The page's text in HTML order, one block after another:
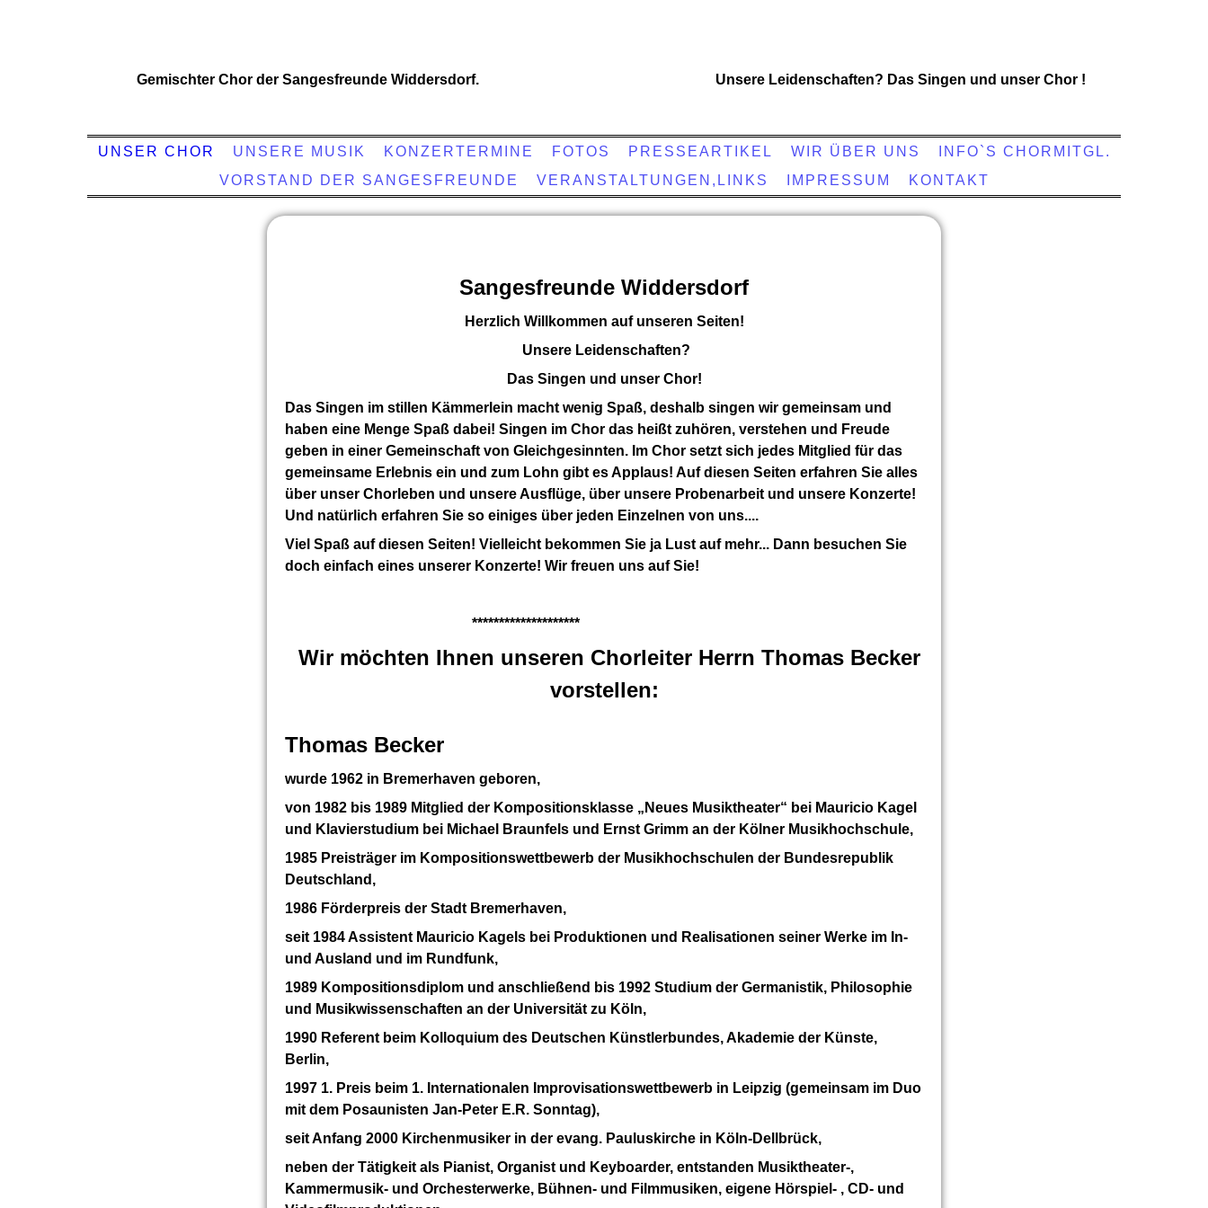
Gemischter Chor der Sangesfreunde Widdersdorf. Unsere Leidenschaften? Das Singen und unser Chor !
UNSER CHOR UNSERE MUSIK KONZERTERMINE FOTOS PRESSEARTIKEL WIR ÜBER UNS
INFO`S CHORMITGL.
VORSTAND DER SANGESFREUNDE
VERANSTALTUNGEN,LINKS IMPRESSUM KONTAKT
Sangesfreunde Widdersdorf
Herzlich Willkommen auf unseren Seiten!
Unsere Leidenschaften?
Das Singen und unser Chor!
Das Singen im stillen Kämmerlein macht wenig Spaß, deshalb singen wir gemeinsam und
haben eine Menge Spaß dabei! Singen im Chor das heißt zuhören, verstehen und Freude
geben in einer Gemeinschaft von Gleichgesinnten. Im Chor setzt sich jedes Mitglied für das
gemeinsame Erlebnis ein und zum Lohn gibt es Applaus! Auf diesen Seiten erfahren Sie alles
über unser Chorleben und unsere Ausflüge, über unsere Probenarbeit und unsere Konzerte!
Und natürlich erfahren Sie so einiges über jeden Einzelnen von uns....
Viel Spaß auf diesen Seiten! Vielleicht bekommen Sie ja Lust auf mehr... Dann besuchen Sie
doch einfach eines unserer Konzerte! Wir freuen uns auf Sie!
********************
Wir möchten Ihnen unseren Chorleiter Herrn Thomas Becker
vorstellen:
Thomas Becker
wurde 1962 in Bremerhaven geboren,
von 1982 bis 1989 Mitglied der Kompositionsklasse „Neues Musiktheater“ bei Mauricio Kagel
und Klavierstudium bei Michael Braunfels und Ernst Grimm an der Kölner Musikhochschule,
1985 Preisträger im Kompositionswettbewerb der Musikhochschulen der Bundesrepublik
Deutschland,
1986 Förderpreis der Stadt Bremerhaven,
seit 1984 Assistent Mauricio Kagels bei Produktionen und Realisationen seiner Werke im In-
und Ausland und im Rundfunk,
1989 Kompositionsdiplom und anschließend bis 1992 Studium der Germanistik, Philosophie
und Musikwissenschaften an der Universität zu Köln,
1990 Referent beim Kolloquium des Deutschen Künstlerbundes, Akademie der Künste,
Berlin,
1997 1. Preis beim 1. Internationalen Improvisationswettbewerb in Leipzig (gemeinsam im Duo
mit dem Posaunisten Jan-Peter E.R. Sonntag),
seit Anfang 2000 Kirchenmusiker in der evang. Pauluskirche in Köln-Dellbrück,
neben der Tätigkeit als Pianist, Organist und Keyboarder, entstanden Musiktheater-,
Kammermusik- und Orchesterwerke, Bühnen- und Filmmusiken, eigene Hörspiel- , CD- und